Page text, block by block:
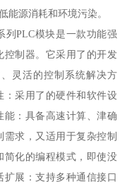
能源消耗和环境污染。
PLC模块是一款功能强
控制器。它采用了的开发
灵活的控制系统解决方
：采用了的硬件和软件设
能：具备高速计算、津确
求，又适用于复杂控制
简化的编程模式，即使没
展：支持多种通信接口